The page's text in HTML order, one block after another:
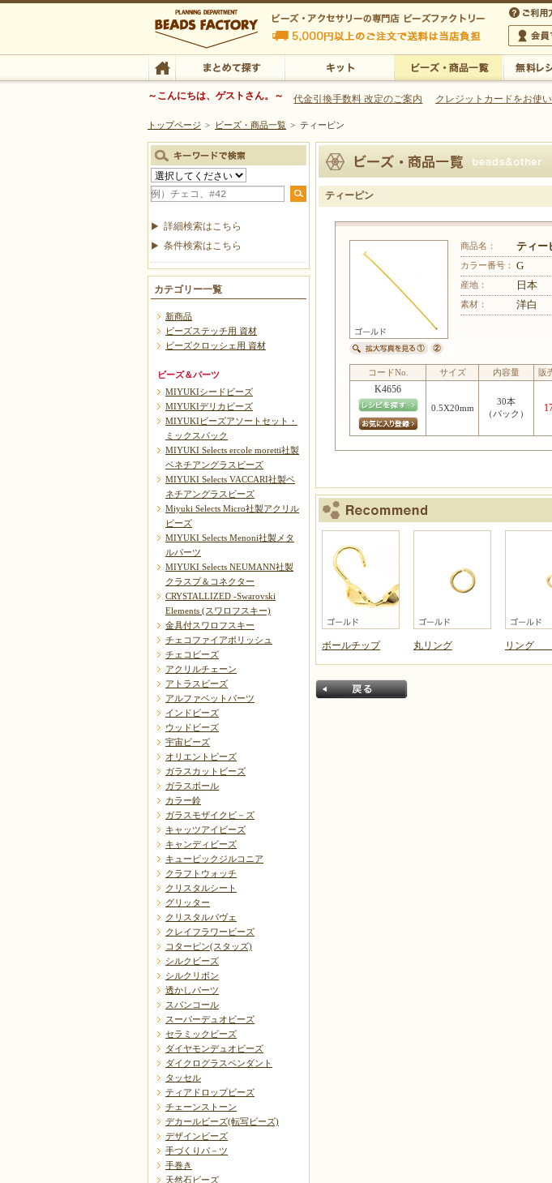
ビーズファクトリー ビーズ・パーツ・金具など・アクセサリーの専門店
ビーズ・アクセサリーの専門店 ビーズファクトリー 5,000円以
ビーズ・アクセサリーの専門店 ビーズファクトリー 5,000円以上のご注文で送料は当店が負担
会員マイ
TOP まとめて探す
～こんにちは、ゲストさん。～ 代金引換手数料 改定のご案内 クレジットカードをお使
トップページ > ビーズ・商品一覧 > ティーピン
ティーピン
商品名： ティ
カラー番号： G
産地： 日本
素材： 洋白
コードNo. サイズ 内容量 販
K4656
0.5X20mm
30本
（パック）
ボールチップ 丸リング リン
詳細検索はこちら
条件検索はこちら
カテゴリー一覧
新商品
ビーズステッチ用 資材
ビーズクロッシェ用 資材
ビーズ＆パーツ
MIYUKIシードビーズ
MIYUKIデリカビーズ
MIYUKIビーズアソートセット・
ミックスパック
MIYUKI Selects ercole moretti社製
ベネチアングラスビーズ
MIYUKI Selects VACCARI社製ベ
ネチアングラスビーズ
Miyuki Selects Micro社製アクリル
ビーズ
MIYUKI Selects Menoni社製メタ
ルパーツ
MIYUKI Selects NEUMANN社製
クラスプ＆コネクター
CRYSTALLIZED -Swarovski
Elements (スワロフスキー)
金具付スワロフスキー
チェコファイアポリッシュ
チェコビーズ
アクリルチェーン
アトラスビーズ
アルファベットパーツ
インドビーズ
ウッドビーズ
宇宙ビーズ
オリエントビーズ
ガラスカットビーズ
ガラスボール
カラー鈴
ガラスモザイクビ－ズ
キャッツアイビーズ
キャンディビーズ
キュービックジルコニア
クラフトウォッチ
クリスタルシート
グリッター
クリスタルパヴェ
クレイフラワービーズ
コターピン(スタッズ)
シルクビーズ
シルクリボン
透かしパーツ
スパンコール
スーパーデュオビーズ
セラミックビーズ
ダイヤモンデュオビーズ
ダイクログラスペンダント
タッセル
ティアドロップビーズ
チェーンストーン
デカールビーズ(転写ビーズ)
デザインビーズ
手づくりパ－ツ
手巻き
天然石ビーズ